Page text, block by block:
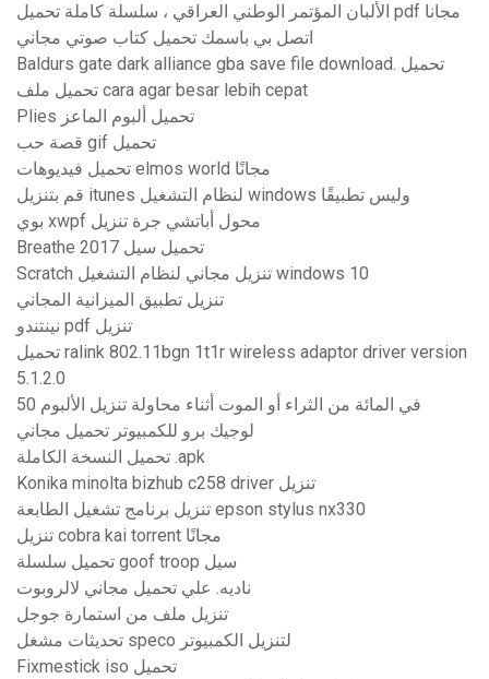
الألبان المؤتمر الوطني العراقي ، سلسلة كاملة تحميل pdf مجانا
اتصل بي باسمك تحميل كتاب صوتي مجاني
Baldurs gate dark alliance gba save file download. تحميل
تحميل ملف cara agar besar lebih cepat
Plies تحميل ألبوم الماعز
قصة حب gif تحميل
تحميل فيديوهات elmos world مجانًا
قم بتنزيل itunes لنظام التشغيل windows وليس تطبيقًا
بوي xwpf محول أباتشي جرة تنزيل
Breathe 2017 تحميل سيل
Scratch تنزيل مجاني لنظام التشغيل windows 10
تنزيل تطبيق الميزانية المجاني
نينتندو pdf تنزيل
تحميل ralink 802.11bgn 1t1r wireless adaptor driver version
5.1.2.0
50 في المائة من الثراء أو الموت أثناء محاولة تنزيل الألبوم
لوجيك برو للكمبيوتر تحميل مجاني
تحميل النسخة الكاملة .apk
Konika minolta bizhub c258 driver تنزيل
تنزيل برنامج تشغيل الطابعة epson stylus nx330
تنزيل cobra kai torrent مجانًا
تحميل سلسلة goof troop سيل
ناديه. علي تحميل مجاني لالروبوت
تنزيل ملف من استمارة جوجل
تحديثات مشغل speco لتنزيل الكمبيوتر
Fixmestick iso تحميل